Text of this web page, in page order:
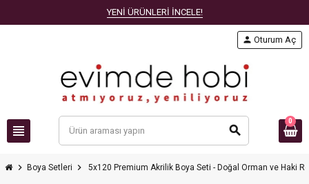
YENİ ÜRÜNLERİ İNCELE!
view_headline search
person Oturum Aç
0
chevron_right Boya Setleri chevron_right 5x120 Premium Akrilik Boya Seti - Doğal Orman ve Haki